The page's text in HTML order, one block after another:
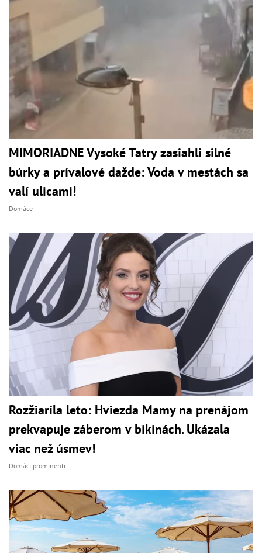
MIMORIADNE Vysoké Tatry zasiahli silné
búrky a prívalové dažde: Voda v mestách sa
valí ulicami!
Domáce
Rozžiarila leto: Hviezda Mamy na prenájom
prekvapuje záberom v bikinách. Ukázala
viac než úsmev!
Domáci prominenti